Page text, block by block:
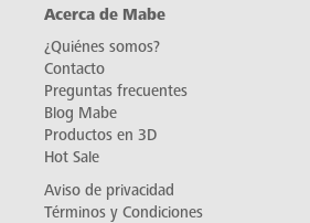
Acerca de Mabe
¿Quiénes somos?
Contacto
Preguntas frecuentes
Blog Mabe
Productos en 3D
Hot Sale
Aviso de privacidad
Términos y Condiciones